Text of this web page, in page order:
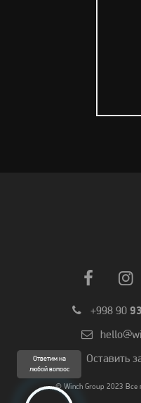
+998 90
Оставить
© Winch Group 2023 Все
Ответим на
любой вопрос